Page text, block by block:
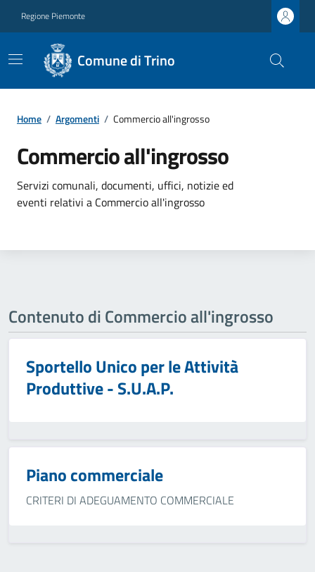
Regione Piemonte
Comune di Trino
Home / Argomenti / Commercio all'ingrosso
Commercio all'ingrosso
Servizi comunali, documenti, uffici, notizie ed
eventi relativi a Commercio all'ingrosso
Contenuto di Commercio all'ingrosso
Sportello Unico per le Attività
Produttive - S.U.A.P.
Piano commerciale
CRITERI DI ADEGUAMENTO COMMERCIALE